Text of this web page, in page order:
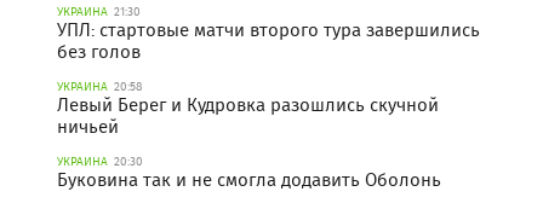
УКРАИНА 21:30
УПЛ: стартовые матчи второго тура завершились
без голов
УКРАИНА 20:58
Левый Берег и Кудровка разошлись скучной
ничьей
УКРАИНА 20:30
Буковина так и не смогла додавить Оболонь